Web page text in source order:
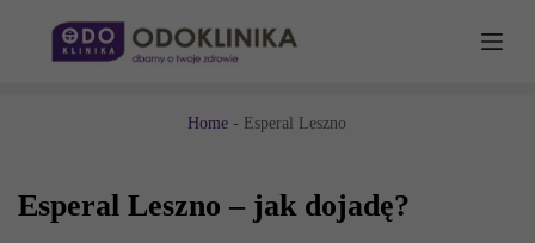
o
t
Home - Esperal Leszno
Esperal Leszno – jak dojadę?